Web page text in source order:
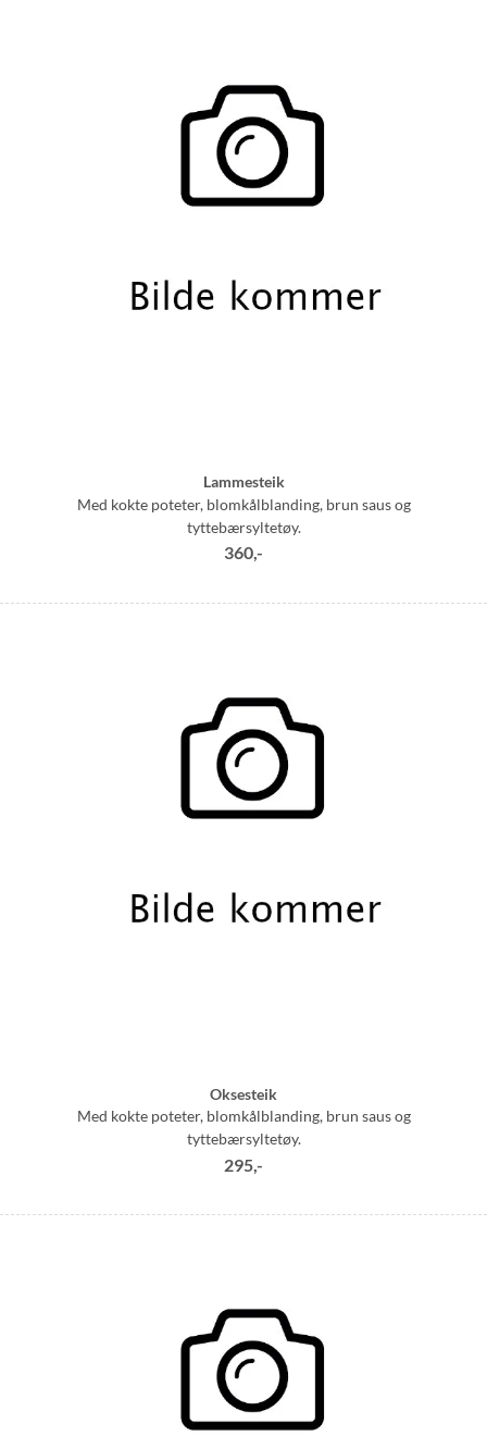
Lammesteik
Med kokte poteter, blomkålblanding, brun saus og
tyttebærsyltetøy.
360,-
Oksesteik
Med kokte poteter, blomkålblanding, brun saus og
tyttebærsyltetøy.
295,-